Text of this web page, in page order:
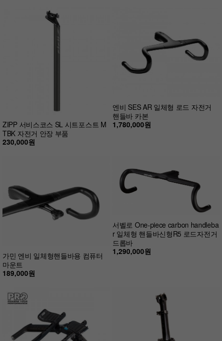
ZIPP 서비스코스 SL 시트포스트 M
TBK 자전거 안장 부품
230,000원
엔비 SES AR 일체형 로드 자전거
핸들바 카본
1,780,000원
가민 엔비 일체형핸들바용 컴퓨터
마운트
189,000원
서벨로 One-piece carbon handleba
r 일체형 핸들바신형R5 로드자전거
드롭바
1,290,000원